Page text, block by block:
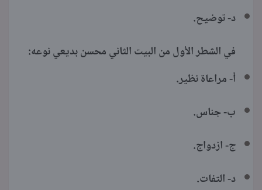
د- توضيح.
في الشطر الأول من البيت الثاني محسن بديعي نوعه:
أ- مراعاة نظير.
ب- جناس.
ج- ازدواج.
د- التفات.